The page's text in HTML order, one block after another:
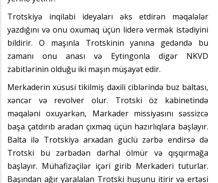
Trotskiyə inqilabi ideyaları əks etdirən məqalələr
yazdığını və onu oxumaq üçün liderə vermək istədiyini
bildirir. O maşınla Trotskinin yanına gedəndə bu
zamanı onu anası və Eytingonla digər NKVD
zabitlərinin olduğu iki maşın müşayət edir.
Merkaderin xüsusi tikilmiş daxili ciblərində buz baltası,
xəncər və revolver olur. Trotski öz kabinetində
məqaləni oxuyarkən, Markader missiyasını səssizcə
başa çatdırıb aradan çıxmaq üçün hazırlıqlara başlayır.
Balta ilə Trotskiyə arxadan güclü zərbə endirsə də
Trotski bu zərbədən dərhal ölmür və qışqırmağa
başlayır. Mühafizəçilər içəri girib Merkaderi tuturlar.
Başından ağır yaralalan Trotski huşunu itirir və ertəsi